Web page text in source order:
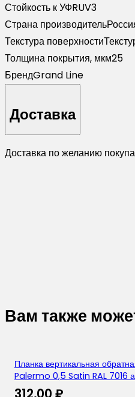
Стойкость к УФRUV3
Страна производитель
Текстура поверхности
Толщина покрытия, мкм25
БрендGrand Line
Доставка
Доставка по желанию
Вам также
Планка вертикальная
Palermo 0,5 Satin RAL 7016
312,00 ₽